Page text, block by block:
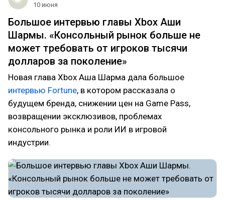
10 июня
Большое интервью главы Xbox Аши
Шармы. «Консольный рынок больше не
может требовать от игроков тысячи
долларов за поколение»
Новая глава Xbox Аша Шарма дала большое
интервью Fortune, в котором рассказала о
будущем бренда, снижении цен на Game Pass,
возвращении эксклюзивов, проблемах
консольного рынка и роли ИИ в игровой
индустрии.